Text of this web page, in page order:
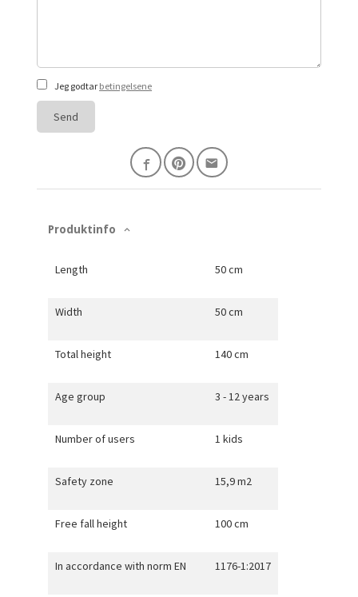
Jeg godtar betingelsene
Send
Produktinfo
Length 50 cm
Width 50 cm
Total height 140 cm
Age group 3 - 12 years
Number of users 1 kids
Safety zone 15,9 m2
Free fall height 100 cm
In accordance with norm EN 1176-1:2017